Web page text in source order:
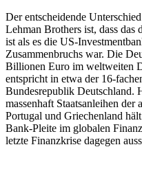
Der entscheidende
Lehman Brothers ist, dass das
ist als es die US-
Zusammenbruchs war. Die
Billionen Euro im weltweiten
entspricht in etwa der 16-
Bundesrepublik Deutschland.
massenhaft Staatsanleihen der
Portugal und Griechenland
Bank-Pleite im globalen
letzte Finanzkrise dagegen